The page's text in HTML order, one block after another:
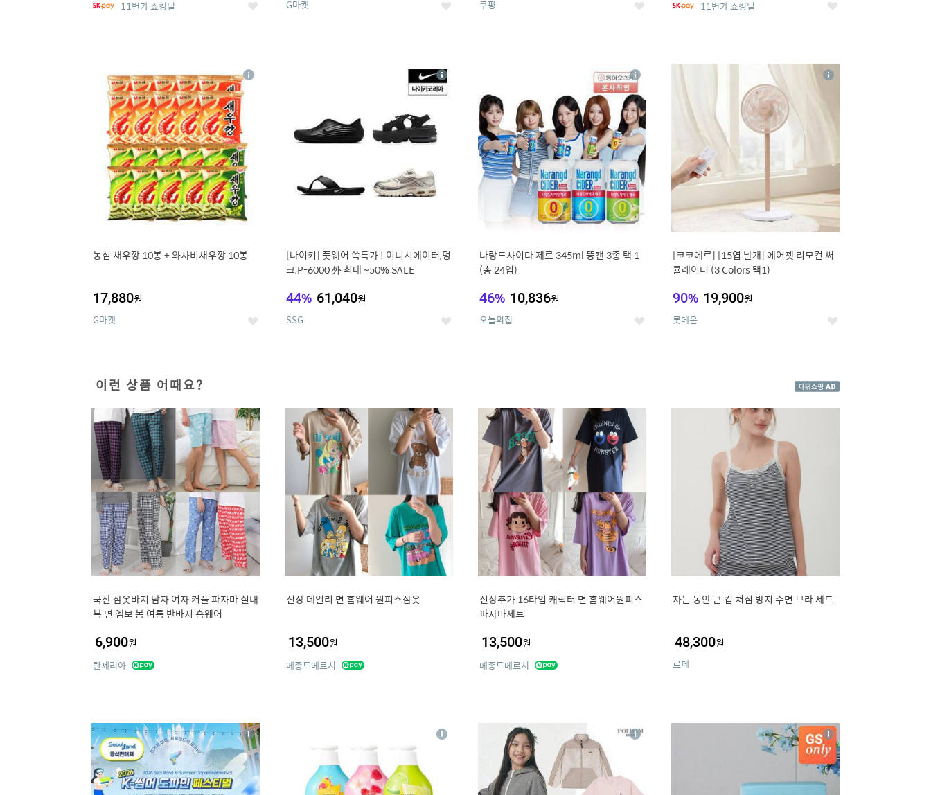
11번가 쇼킹딜 좋 G마켓 좋 쿠팡 좋 11번가 쇼킹딜 좋
농심 새우깡 10봉 + 와사비새우깡 10봉
17,880원
G마켓 좋
상
[나이키] 풋웨어 쓱특가 ! 이니시에이터,덩
크,P-6000 外 최대 ~50% SALE
44% 61,040원
SSG 좋
상
세
나랑드사이다 제로 345ml 뚱캔 3종 택 1
(총 24입)
46% 10,836원
오늘의집 좋
상
세
8
[코코에르] [15엽 날개] 에어젯 리모컨 써
큘레이터 (3 Colors 택1)
90% 19,900원
롯데온 좋
상
이런 상품 어때요?
국산 잠옷바지 남자 여자 커플 파자마 실내
복 면 엠보 봄 여름 반바지 홈웨어
6,900원
란제리아
신상 데일리 면 홈웨어 원피스잠옷
13,500원
메종드메르시
신상추가 16타입 캐릭터 면 홈웨어원피스
파자마세트
13,500원
메종드메르시
자는 동안 큰 컵 처짐 방지 수면 브라 세트
48,300원
르페
9
상
세
상 상
12
상
세